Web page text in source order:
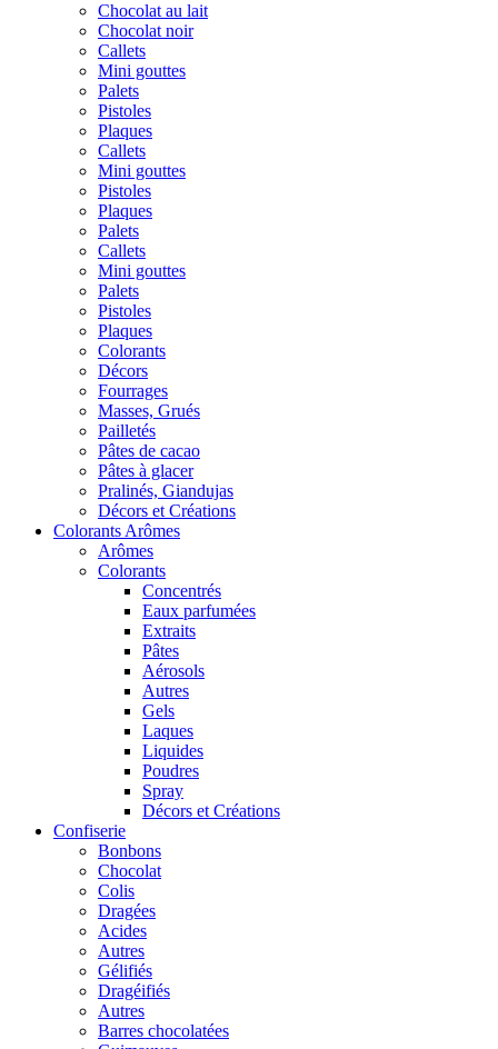
Chocolat au lait
Chocolat noir
Callets
Mini gouttes
Palets
Pistoles
Plaques
Callets
Mini gouttes
Pistoles
Plaques
Palets
Callets
Mini gouttes
Palets
Pistoles
Plaques
Colorants
Décors
Fourrages
Masses, Grués
Pailletés
Pâtes de cacao
Pâtes à glacer
Pralinés, Giandujas
Décors et Créations
Colorants Arômes
Arômes
Colorants
Concentrés
Eaux parfumées
Extraits
Pâtes
Aérosols
Autres
Gels
Laques
Liquides
Poudres
Spray
Décors et Créations
Confiserie
Bonbons
Chocolat
Colis
Dragées
Acides
Autres
Gélifiés
Dragéifiés
Autres
Barres chocolatées